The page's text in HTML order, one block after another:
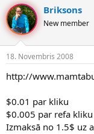
v
e
d
i
n
a
u
s
ā
c
k
m
a
u
s
Briksons
New member
18. Novembris 2008
http://
$0.01 par kliku
$0.005 par refa kliku
Izmaksā no 1.5$ uz